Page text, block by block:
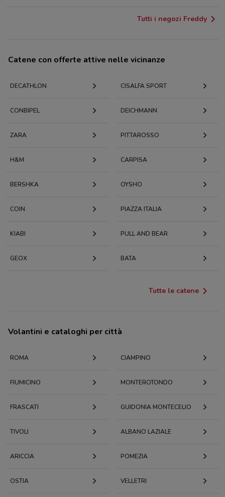
Tutti i negozi Freddy
Catene con offerte attive nelle vicinanze
DECATHLON CISALFA SPORT
CONBIPEL DEICHMANN
ZARA PITTAROSSO
H&M CARPISA
BERSHKA OYSHO
COIN PIAZZA ITALIA
KIABI PULL AND BEAR
GEOX BATA
Tutte le catene
Volantini e cataloghi per città
ROMA CIAMPINO
FIUMICINO MONTEROTONDO
FRASCATI GUIDONIA MONTECELIO
TIVOLI ALBANO LAZIALE
ARICCIA POMEZIA
OSTIA VELLETRI